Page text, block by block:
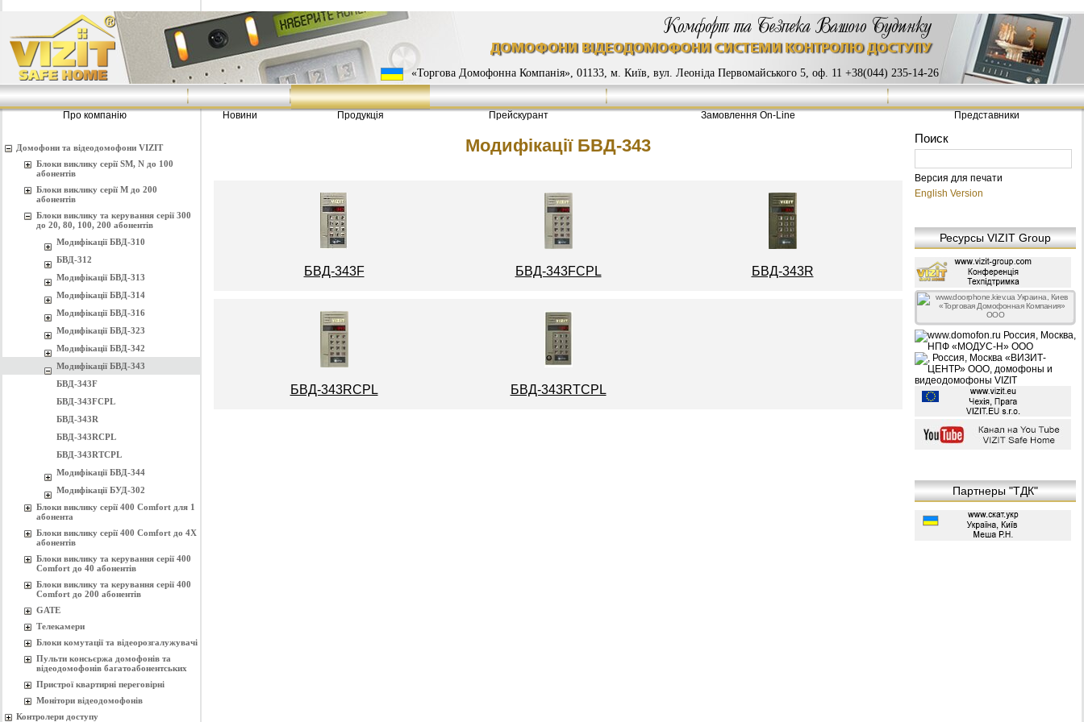
«Торгова Домофонна Компанія», 01133, м. Київ, вул. Леоніда Первомайського 5, оф. 11 +38(044) 235-14-26
Про компанію Новини Продукція Прейскурант Замовлення On-Line Представники
Домофони та відеодомофони VIZIT
Блоки виклику серії SM, N до 100
абонентів
Блоки виклику серії M до 200
абонентів
Блоки виклику та керування серії 300
до 20, 80, 100, 200 абонентів
Модифікації БВД-310
БВД-312
Модифікації БВД-313
Модифікації БВД-314
Модифікації БВД-316
Модифікації БВД-323
Модифікації БВД-342
Модифікації БВД-343
БВД-343F
БВД-343FCPL
БВД-343R
БВД-343RCPL
БВД-343RTCPL
Модифікації БВД-344
Модифікації БУД-302
Блоки виклику серії 400 Comfort для 1
абонента
Блоки виклику серії 400 Comfort до 4Х
абонентів
Блоки виклику та керування серії 400
Comfort до 40 абонентів
Блоки виклику та керування серії 400
Comfort до 200 абонентів
GATE
Телекамери
Блоки комутації та відеорозгалужувачі
Пульти консьєржа домофонів та
відеодомофонів багатоабонентських
Пристрої квартирні переговірні
Монітори відеодомофонів
Контролери доступу
Модифікації БВД-343
БВД-343F БВД-343FCPL БВД-343R
БВД-343RCPL БВД-343RTCPL
Версия для печати
English Version
Ресурсы VIZIT Group
Партнеры "ТДК"